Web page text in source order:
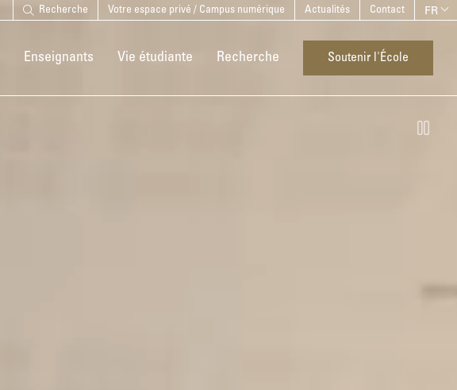
Recherche Votre espace privé / Campus numérique Actualités Contact FR
Enseignants Vie étudiante Recherche Soutenir l'École